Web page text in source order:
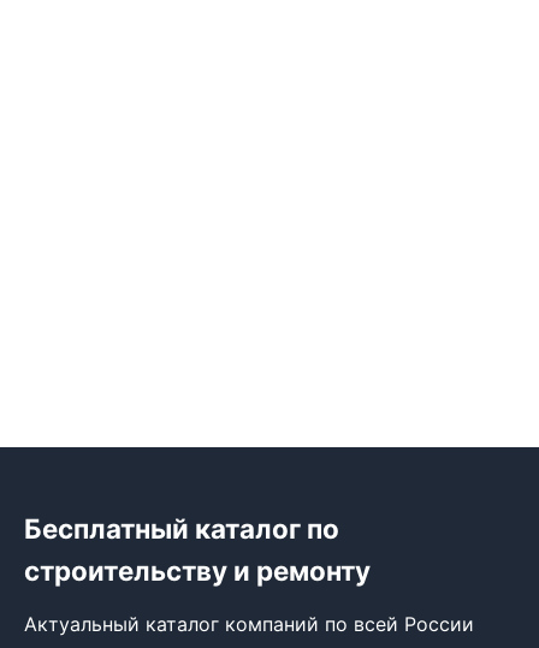
Бесплатный каталог по
строительству и ремонту
Актуальный каталог компаний по всей России